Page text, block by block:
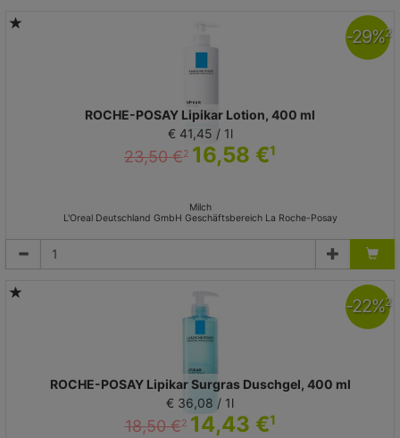
ROCHE-POSAY Lipikar Lotion, 400 ml
€ 41,45 / 1l
23,50 €2 16,58 €1
Milch
L'Oreal Deutschland GmbH Geschäftsbereich La Roche-Posay
-29%2
ROCHE-POSAY Lipikar Surgras Duschgel, 400 ml
€ 36,08 / 1l
18,50 €2 14,43 €1
-22%2